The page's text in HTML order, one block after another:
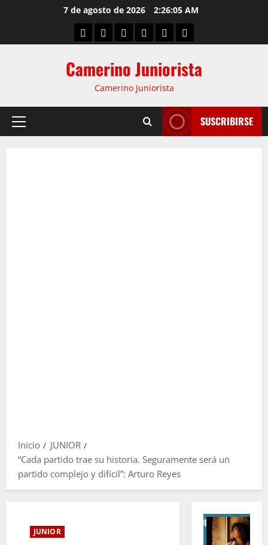
7 de agosto de 2026 2:26:06 AM
Camerino Juniorista
Camerino Juniorista
SUSCRIBIRSE
Inicio
JUNIOR
“Cada partido trae su historia. Seguramente será un
partido complejo y difícil”: Arturo Reyes
JUNIOR